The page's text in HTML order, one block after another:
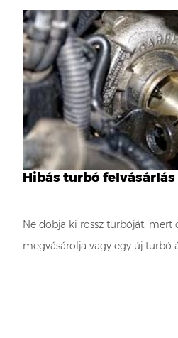
Hibás turbó felvásárlás
Ne dobja ki rossz turbóját, mert
megvásárolja vagy egy új turbó